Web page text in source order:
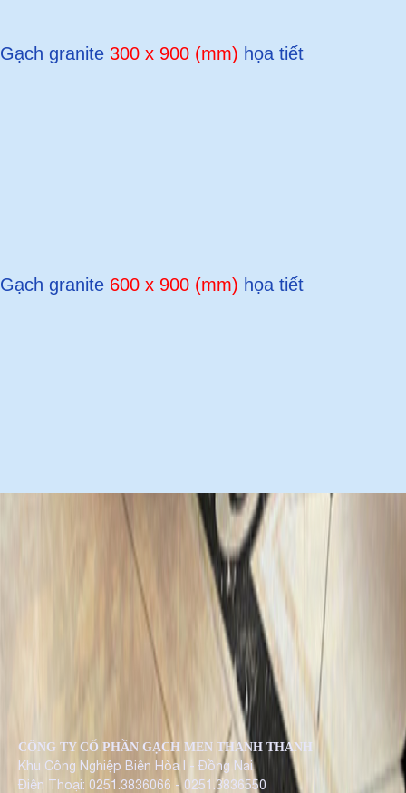
Gạch granite 300 x 900 (mm) họa tiết
Gạch granite 600 x 900 (mm) họa tiết
CÔNG TY CỔ PHẦN GẠCH MEN THANH THANH
Khu Công Nghiệp Biên Hòa I - Đồng Nai
Điện Thoại: 0251.3836066 - 0251.3836550